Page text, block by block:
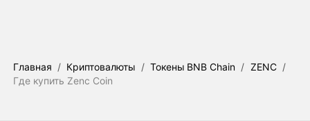
Главная / Криптовалюты / Токены BNB Chain / ZENC /
Где купить Zenc Coin